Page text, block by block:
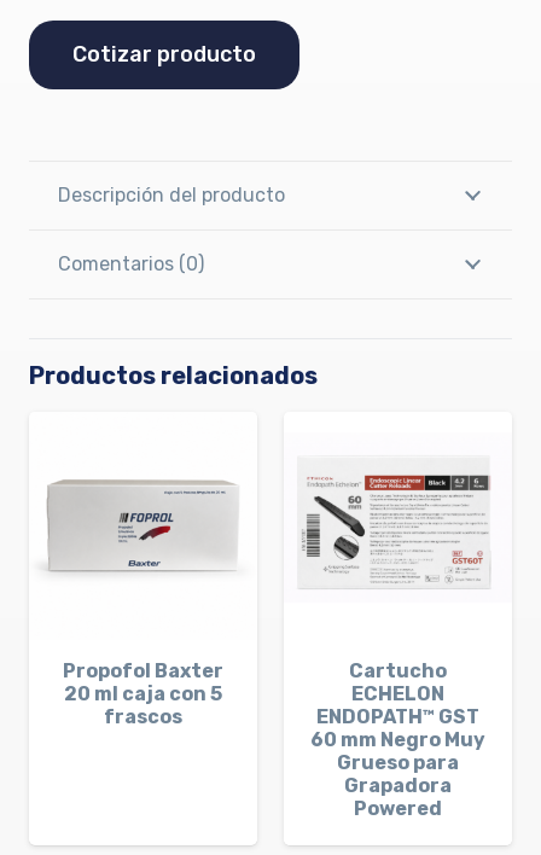
Cotizar producto
Descripción del producto
Comentarios (0)
Productos relacionados
Propofol Baxter
20 ml caja con 5
frascos
Cartucho
ECHELON
ENDOPATH™ GST
60 mm Negro Muy
Grueso para
Grapadora
Powered